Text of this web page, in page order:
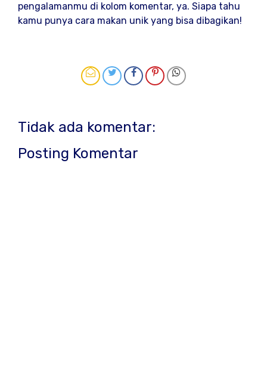
pengalamanmu di kolom komentar, ya. Siapa tahu
kamu punya cara makan unik yang bisa dibagikan!
Tidak ada komentar:
Posting Komentar